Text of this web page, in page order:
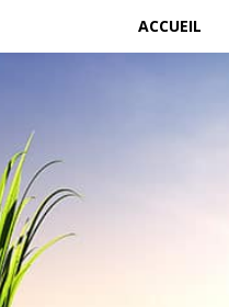
ACCUEIL